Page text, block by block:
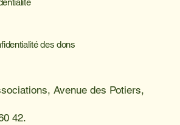
des dons
Avenue des Potiers,
42.